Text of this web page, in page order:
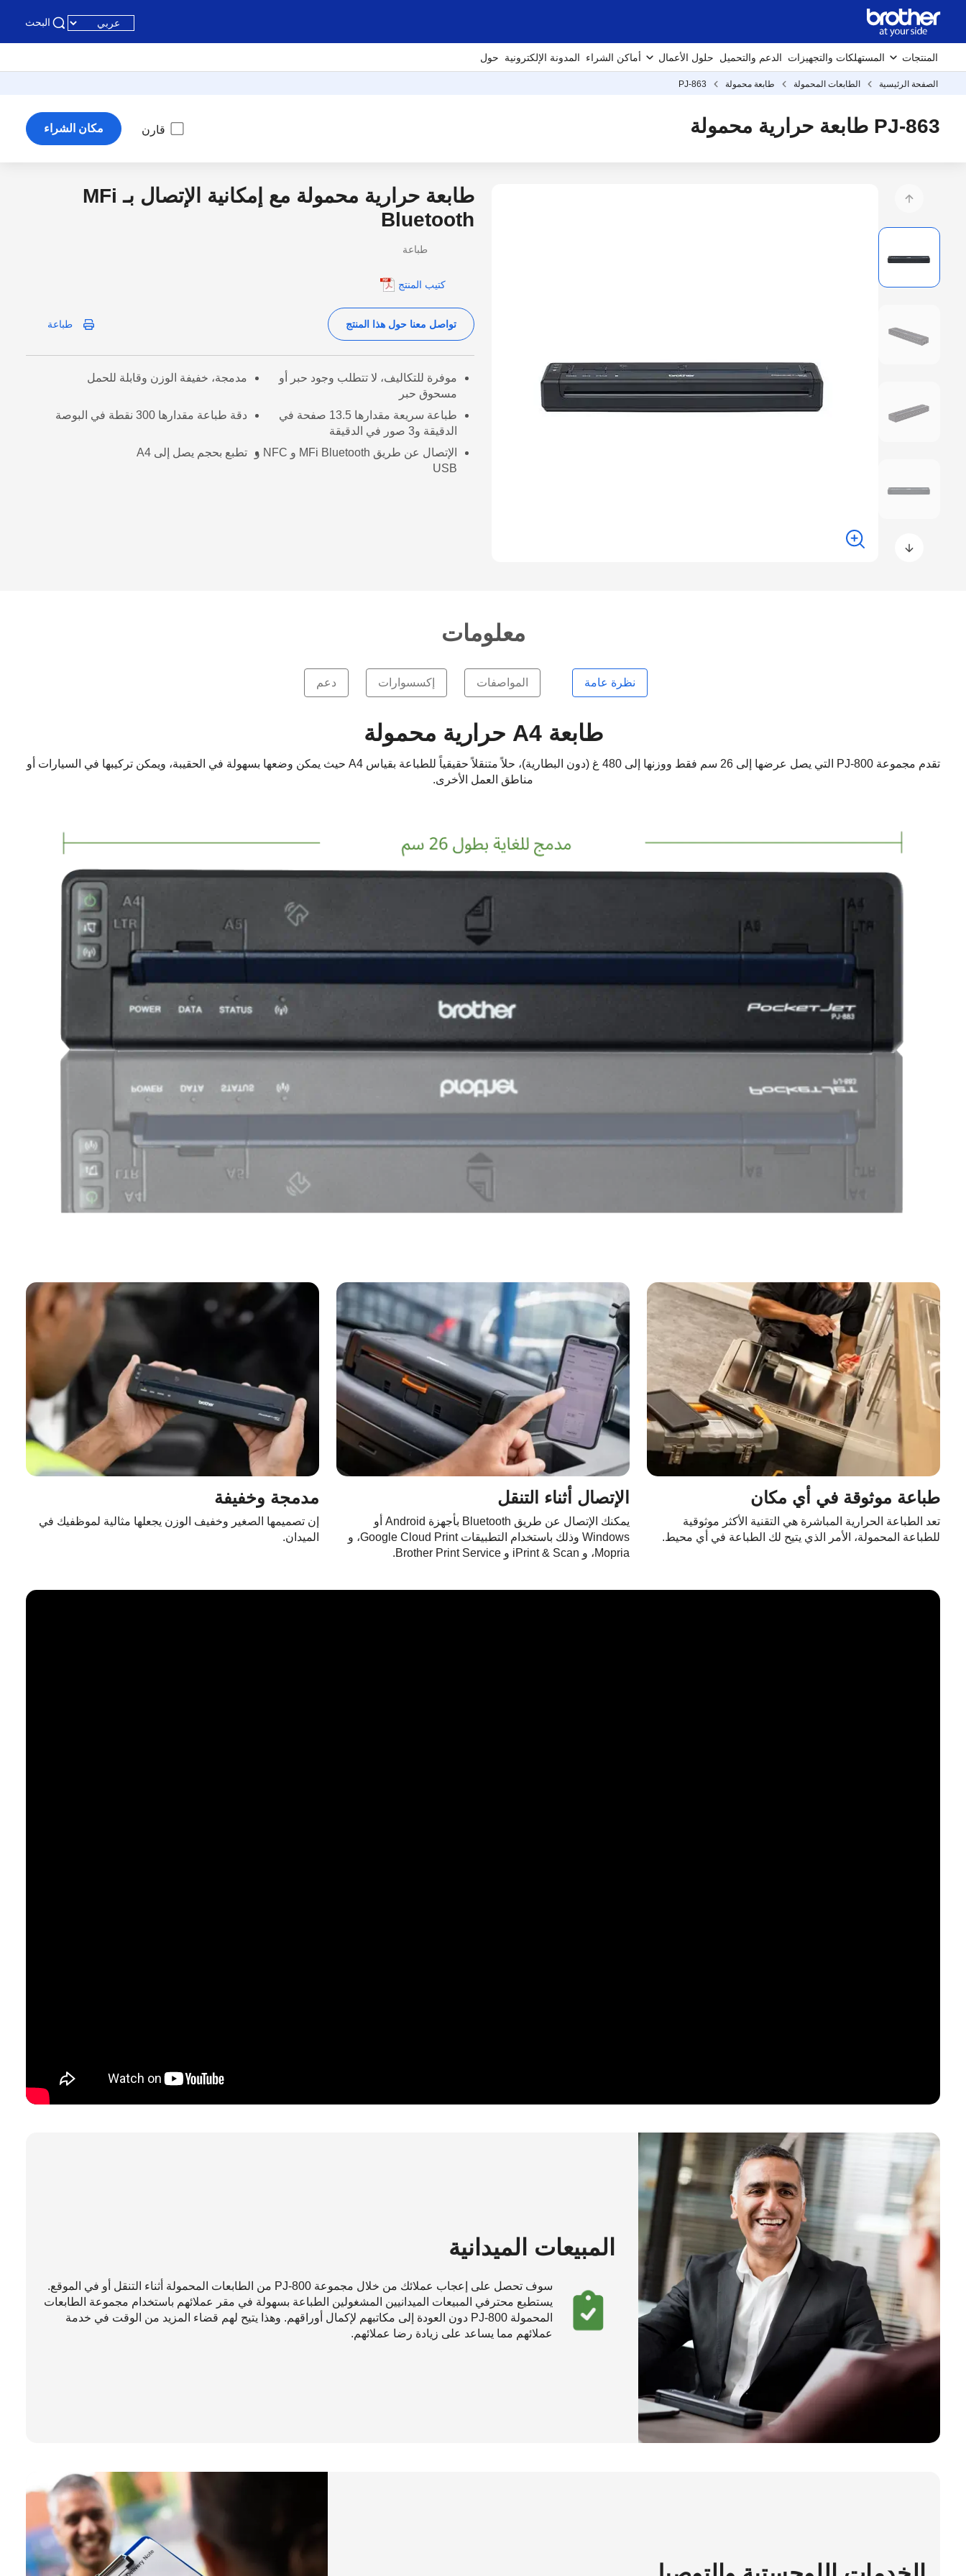
البحث
المنتجات المستهلكات والتجهيزات الدعم والتحميل حلول الأعمال أماكن الشراء المدونة الإلكترونية حول
الصفحة الرئيسية الطابعات المحمولة طابعة محمولة PJ-863
PJ-863 طابعة حرارية محمولة قارن مكان الشراء
طابعة حرارية محمولة مع إمكانية الإتصال بـ MFi
Bluetooth
طباعة
كتيب المنتج
تواصل معنا حول هذا المنتج طباعة
موفرة للتكاليف، لا تتطلب وجود حبر أو
مسحوق حبر
مدمجة، خفيفة الوزن وقابلة للحمل
طباعة سريعة مقدارها 13.5 صفحة في
الدقيقة و3 صور في الدقيقة
دقة طباعة مقدارها 300 نقطة في البوصة
الإتصال عن طريق MFi Bluetooth و NFC و
USB
تطبع بحجم يصل إلى A4
معلومات
نظرة عامة المواصفات إكسسوارات دعم
طابعة A4 حرارية محمولة
تقدم مجموعة PJ-800 التي يصل عرضها إلى 26 سم فقط ووزنها إلى 480 غ (دون البطارية)، حلاً متنقلاً حقيقياً للطباعة بقياس A4 حيث يمكن وضعها بسهولة في الحقيبة، ويمكن تركيبها في السيارات أو
مناطق العمل الأخرى.
طباعة موثوقة في أي مكان
تعد الطباعة الحرارية المباشرة هي التقنية الأكثر موثوقية
للطباعة المحمولة، الأمر الذي يتيح لك الطباعة في أي محيط.
الإتصال أثناء التنقل
يمكنك الإتصال عن طريق Bluetooth بأجهزة Android أو
Windows وذلك باستخدام التطبيقات Google Cloud Print، و
Mopria، و iPrint & Scan و Brother Print Service.
مدمجة وخفيفة
إن تصميمها الصغير وخفيف الوزن يجعلها مثالية لموظفيك في
الميدان.
المبيعات الميدانية
سوف تحصل على إعجاب عملائك من خلال مجموعة PJ-800 من الطابعات المحمولة أثناء التنقل أو في الموقع.
يستطيع محترفي المبيعات الميدانيين المشغولين الطباعة بسهولة في مقر عملائهم باستخدام مجموعة الطابعات
المحمولة PJ-800 دون العودة إلى مكاتبهم لإكمال أوراقهم. وهذا يتيح لهم قضاء المزيد من الوقت في خدمة
عملائهم مما يساعد على زيادة رضا عملائهم.